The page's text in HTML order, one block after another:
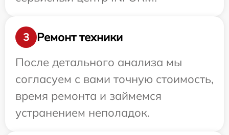
3
Ремонт техники
После детального анализа мы
согласуем с вами точную стоимость,
время ремонта и займемся
устранением неполадок.